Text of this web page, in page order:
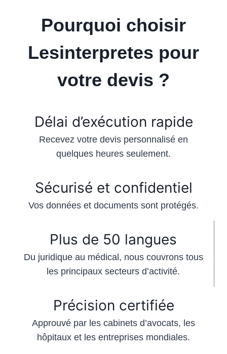
Pourquoi choisir
Lesinterpretes pour
votre devis ?
Délai d’exécution rapide
Recevez votre devis personnalisé en
quelques heures seulement.
Sécurisé et confidentiel
Vos données et documents sont protégés.
Plus de 50 langues
Du juridique au médical, nous couvrons tous
les principaux secteurs d’activité.
Précision certifiée
Approuvé par les cabinets d’avocats, les
hôpitaux et les entreprises mondiales.